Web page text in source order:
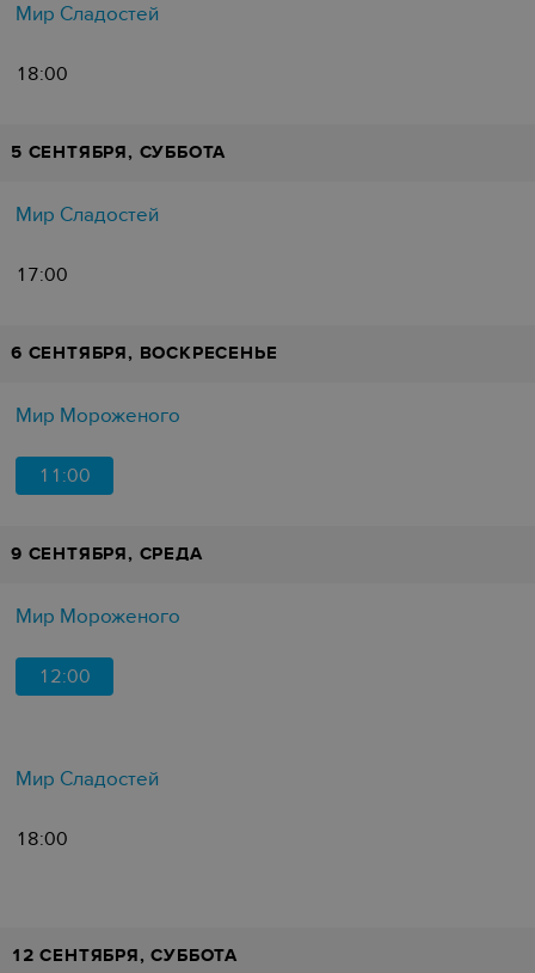
Мир Сладостей
18:00
5 СЕНТЯБРЯ, СУББОТА
Мир Сладостей
17:00
6 СЕНТЯБРЯ, ВОСКРЕСЕНЬЕ
Мир Мороженого
11:00
9 СЕНТЯБРЯ, СРЕДА
Мир Мороженого
12:00
Мир Сладостей
18:00
12 СЕНТЯБРЯ, СУББОТА